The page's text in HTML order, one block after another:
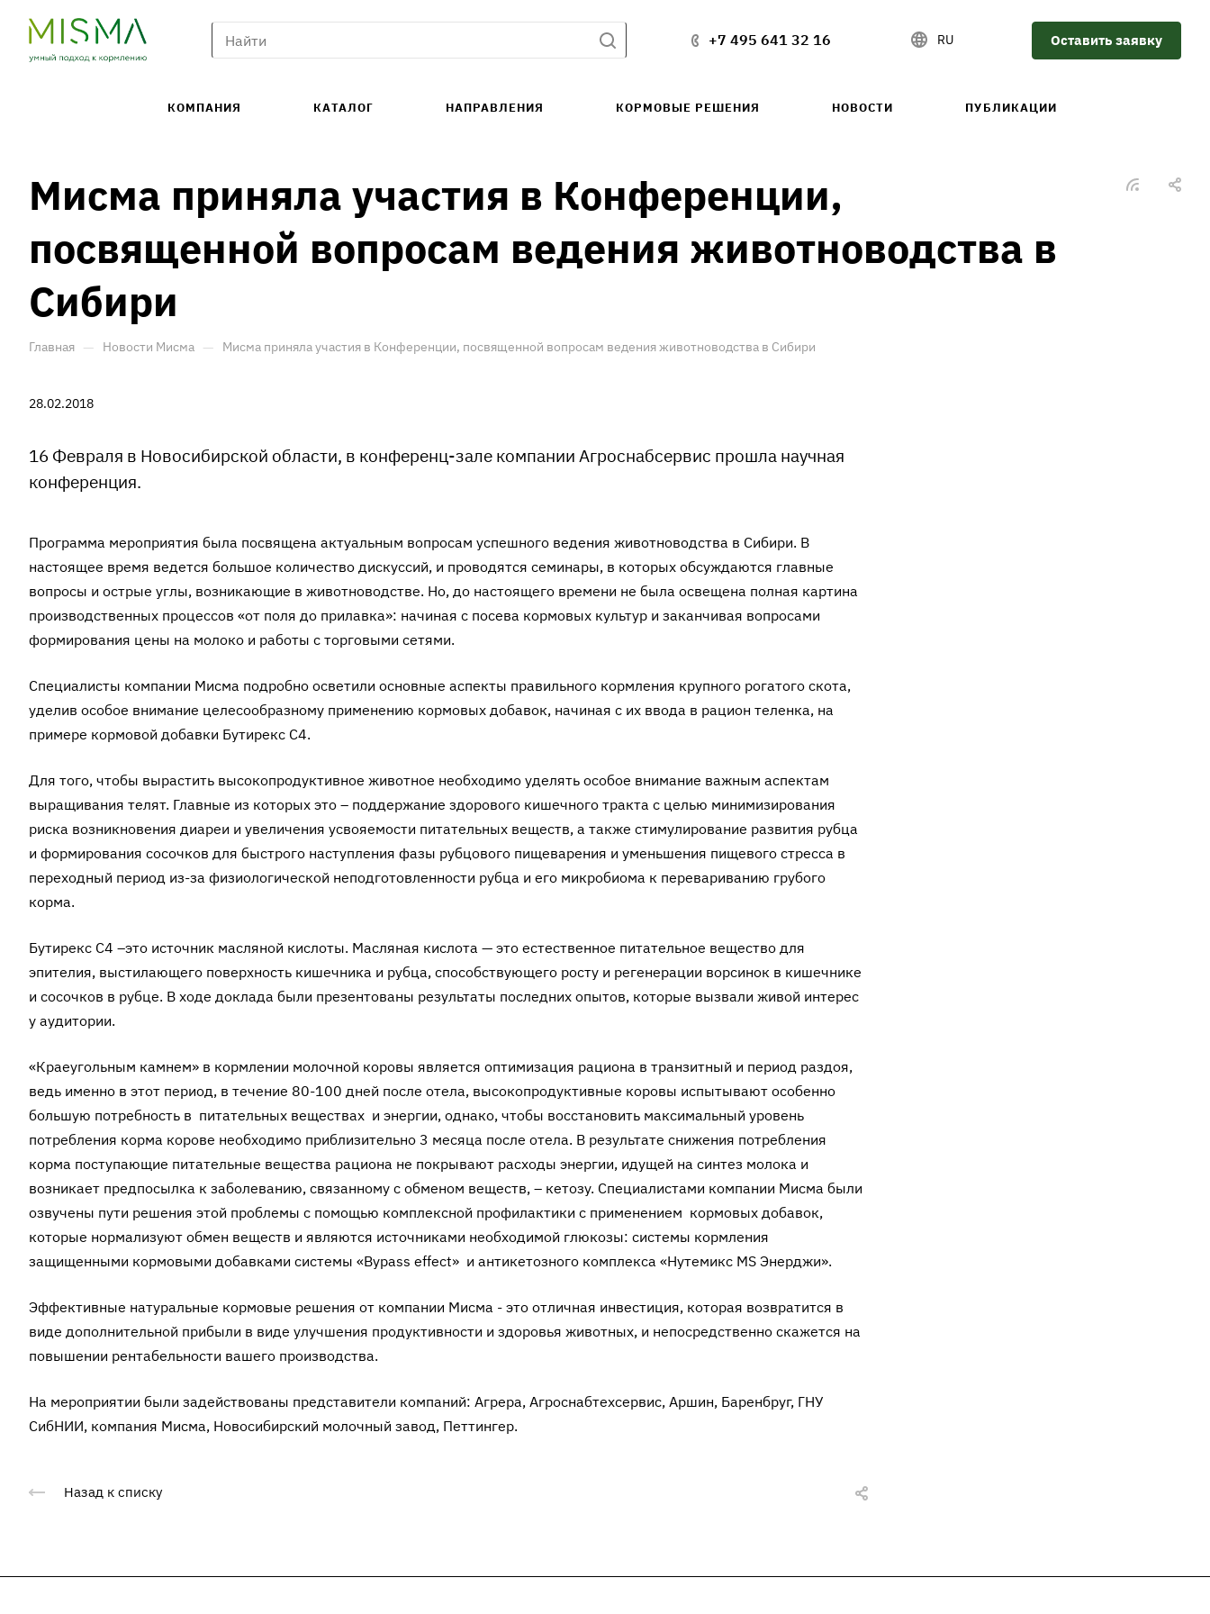
+7 495 641 32 16 RU Оставить заявку
КОМПАНИЯ КАТАЛОГ НАПРАВЛЕНИЯ КОРМОВЫЕ РЕШЕНИЯ НОВОСТИ ПУБЛИКАЦИИ
Мисма приняла участия в Конференции,
посвященной вопросам ведения животноводства в
Сибири
Главная — Новости Мисма — Мисма приняла участия в Конференции, посвященной вопросам ведения животноводства в Сибири
28.02.2018
16 Февраля в Новосибирской области, в конференц-зале компании Агроснабсервис прошла научная
конференция.
Программа мероприятия была посвящена актуальным вопросам успешного ведения животноводства в Сибири. В
настоящее время ведется большое количество дискуссий, и проводятся семинары, в которых обсуждаются главные
вопросы и острые углы, возникающие в животноводстве. Но, до настоящего времени не была освещена полная картина
производственных процессов «от поля до прилавка»: начиная с посева кормовых культур и заканчивая вопросами
формирования цены на молоко и работы с торговыми сетями.
Специалисты компании Мисма подробно осветили основные аспекты правильного кормления крупного рогатого скота,
уделив особое внимание целесообразному применению кормовых добавок, начиная с их ввода в рацион теленка, на
примере кормовой добавки Бутирекс С4.
Для того, чтобы вырастить высокопродуктивное животное необходимо уделять особое внимание важным аспектам
выращивания телят. Главные из которых это – поддержание здорового кишечного тракта с целью минимизирования
риска возникновения диареи и увеличения усвояемости питательных веществ, а также стимулирование развития рубца
и формирования сосочков для быстрого наступления фазы рубцового пищеварения и уменьшения пищевого стресса в
переходный период из-за физиологической неподготовленности рубца и его микробиома к перевариванию грубого
корма.
Бутирекс С4 –это источник масляной кислоты. Масляная кислота — это естественное питательное вещество для
эпителия, выстилающего поверхность кишечника и рубца, способствующего росту и регенерации ворсинок в кишечнике
и сосочков в рубце. В ходе доклада были презентованы результаты последних опытов, которые вызвали живой интерес
у аудитории.
«Краеугольным камнем» в кормлении молочной коровы является оптимизация рациона в транзитный и период раздоя,
ведь именно в этот период, в течение 80-100 дней после отела, высокопродуктивные коровы испытывают особенно
большую потребность в питательных веществах и энергии, однако, чтобы восстановить максимальный уровень
потребления корма корове необходимо приблизительно 3 месяца после отела. В результате снижения потребления
корма поступающие питательные вещества рациона не покрывают расходы энергии, идущей на синтез молока и
возникает предпосылка к заболеванию, связанному с обменом веществ, – кетозу. Специалистами компании Мисма были
озвучены пути решения этой проблемы с помощью комплексной профилактики с применением кормовых добавок,
которые нормализуют обмен веществ и являются источниками необходимой глюкозы: системы кормления
защищенными кормовыми добавками системы «Bypass effect» и антикетозного комплекса «Нутемикс MS Энерджи».
Эффективные натуральные кормовые решения от компании Мисма - это отличная инвестиция, которая возвратится в
виде дополнительной прибыли в виде улучшения продуктивности и здоровья животных, и непосредственно скажется на
повышении рентабельности вашего производства.
На мероприятии были задействованы представители компаний: Агрера, Агроснабтехсервис, Аршин, Баренбруг, ГНУ
СибНИИ, компания Мисма, Новосибирский молочный завод, Петтингер.
Назад к списку